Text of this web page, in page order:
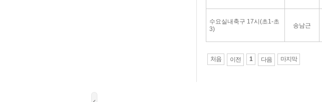
수요실내축구 17시(초1-초
3)
송남근
처음 이전 1 다음 마지막